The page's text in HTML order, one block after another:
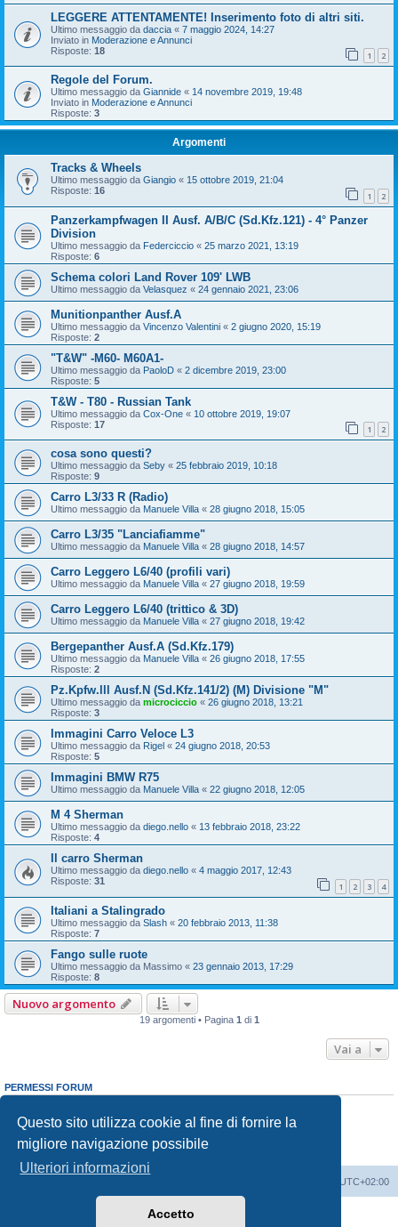
Questo sito utilizza cookie al fine di fornire la
migliore navigazione possibile
Ulteriori informazioni
Accetto
LEGGERE ATTENTAMENTE! Inserimento foto di altri siti.
Ultimo messaggio da daccia « 7 maggio 2024, 14:27
Inviato in Moderazione e Annunci
Risposte: 18 1 2
Regole del Forum.
Ultimo messaggio da Giannide « 14 novembre 2019, 19:48
Inviato in Moderazione e Annunci
Risposte: 3
Argomenti
Tracks & Wheels
Ultimo messaggio da Giangio « 15 ottobre 2019, 21:04
Risposte: 16 1 2
Panzerkampfwagen II Ausf. A/B/C (Sd.Kfz.121) - 4° Panzer
Division
Ultimo messaggio da Federciccio « 25 marzo 2021, 13:19
Risposte: 6
Schema colori Land Rover 109' LWB
Ultimo messaggio da Velasquez « 24 gennaio 2021, 23:06
Munitionpanther Ausf.A
Ultimo messaggio da Vincenzo Valentini « 2 giugno 2020, 15:19
Risposte: 2
"T&W" -M60- M60A1-
Ultimo messaggio da PaoloD « 2 dicembre 2019, 23:00
Risposte: 5
T&W - T80 - Russian Tank
Ultimo messaggio da Cox-One « 10 ottobre 2019, 19:07
Risposte: 17 1 2
cosa sono questi?
Ultimo messaggio da Seby « 25 febbraio 2019, 10:18
Risposte: 9
Carro L3/33 R (Radio)
Ultimo messaggio da Manuele Villa « 28 giugno 2018, 15:05
Carro L3/35 "Lanciafiamme"
Ultimo messaggio da Manuele Villa « 28 giugno 2018, 14:57
Carro Leggero L6/40 (profili vari)
Ultimo messaggio da Manuele Villa « 27 giugno 2018, 19:59
Carro Leggero L6/40 (trittico & 3D)
Ultimo messaggio da Manuele Villa « 27 giugno 2018, 19:42
Bergepanther Ausf.A (Sd.Kfz.179)
Ultimo messaggio da Manuele Villa « 26 giugno 2018, 17:55
Risposte: 2
Pz.Kpfw.lll Ausf.N (Sd.Kfz.141/2) (M) Divisione "M"
Ultimo messaggio da microciccio « 26 giugno 2018, 13:21
Risposte: 3
Immagini Carro Veloce L3
Ultimo messaggio da Rigel « 24 giugno 2018, 20:53
Risposte: 5
Immagini BMW R75
Ultimo messaggio da Manuele Villa « 22 giugno 2018, 12:05
M 4 Sherman
Ultimo messaggio da diego.nello « 13 febbraio 2018, 23:22
Risposte: 4
Il carro Sherman
Ultimo messaggio da diego.nello « 4 maggio 2017, 12:43
Risposte: 31 1 2 3 4
Italiani a Stalingrado
Ultimo messaggio da Slash « 20 febbraio 2013, 11:38
Risposte: 7
Fango sulle ruote
Ultimo messaggio da Massimo « 23 gennaio 2013, 17:29
Risposte: 8
Nuovo argomento
19 argomenti • Pagina 1 di 1
Vai a
PERMESSI FORUM
Non puoi
rispondere negli argomenti
Non puoimodificare i tuoi messaggi
Non puoicancellare i tuoi messaggi
Non puoi
inviare allegati
UTC+02:00
phpBB® Forum Software © phpBB Limited